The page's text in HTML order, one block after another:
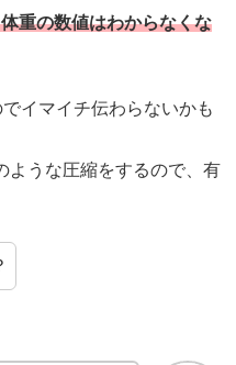
重の数値はわからなくな
イマイチ伝わらないかも
うな圧縮をするので、有